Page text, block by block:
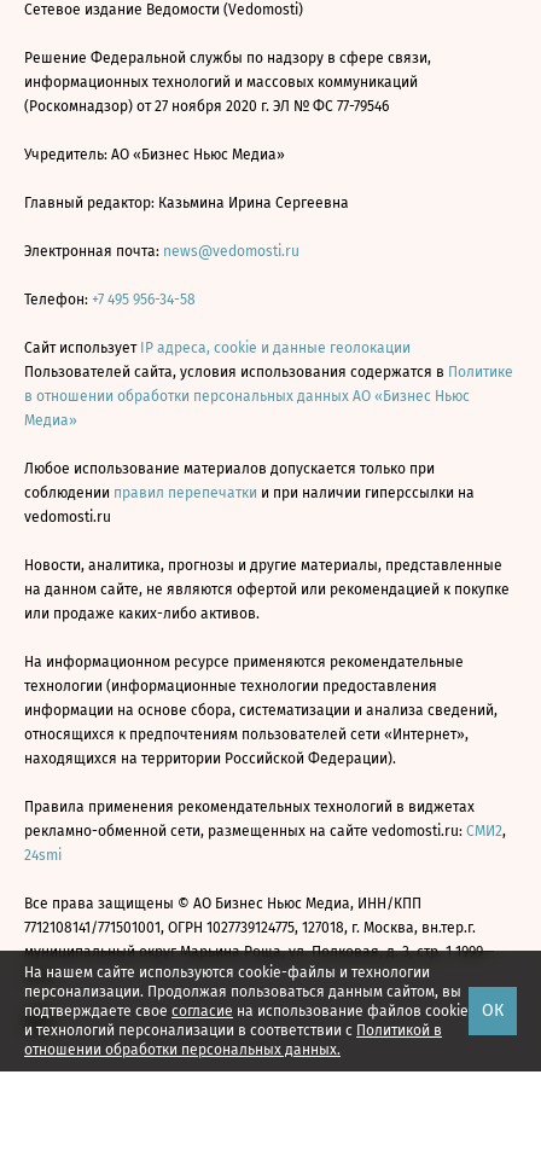
На нашем сайте используются cookie-файлы и технологии
персонализации. Продолжая пользоваться данным сайтом, вы
подтверждаете свое согласие на использование файлов cookie
и технологий персонализации в соответствии с Политикой в
отношении обработки персональных данных.
ОК
Сетевое издание Ведомости (Vedomosti)
Решение Федеральной службы по надзору в сфере связи,
информационных технологий и массовых коммуникаций
(Роскомнадзор) от 27 ноября 2020 г. ЭЛ № ФС 77-79546
Учредитель: АО «Бизнес Ньюс Медиа»
Главный редактор: Казьмина Ирина Сергеевна
Электронная почта: news@vedomosti.ru
Телефон: +7 495 956-34-58
Сайт использует IP адреса, cookie и данные геолокации
Пользователей сайта, условия использования содержатся в Политике
в отношении обработки персональных данных АО «Бизнес Ньюс
Медиа»
Любое использование материалов допускается только при
соблюдении правил перепечатки и при наличии гиперссылки на
vedomosti.ru
Новости, аналитика, прогнозы и другие материалы, представленные
на данном сайте, не являются офертой или рекомендацией к покупке
или продаже каких-либо активов.
На информационном ресурсе применяются рекомендательные
технологии (информационные технологии предоставления
информации на основе сбора, систематизации и анализа сведений,
относящихся к предпочтениям пользователей сети «Интернет»,
находящихся на территории Российской Федерации).
Правила применения рекомендательных технологий в виджетах
рекламно-обменной сети, размещенных на сайте vedomosti.ru: СМИ2,
24smi
Все права защищены © АО Бизнес Ньюс Медиа, ИНН/КПП
7712108141/771501001, ОГРН 1027739124775, 127018, г. Москва, вн.тер.г.
муниципальный округ Марьина Роща, ул. Полковая, д. 3, стр. 1 1999—
2026